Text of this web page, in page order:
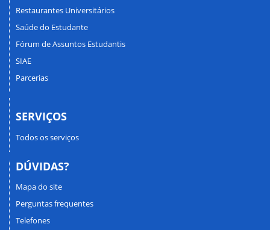
Restaurantes Universitários
Saúde do Estudante
Fórum de Assuntos Estudantis
SIAE
Parcerias
SERVIÇOS
Todos os serviços
DÚVIDAS?
Mapa do site
Perguntas frequentes
Telefones